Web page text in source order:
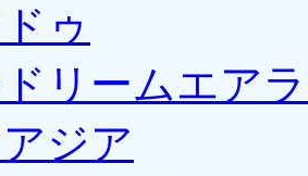
ゥ
リームエア
ジア